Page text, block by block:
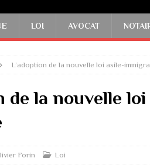
LOI AVOCAT
L’adoption de la nouvelle loi asile-
de la nouvelle
Forin Loi